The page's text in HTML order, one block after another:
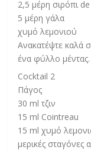
2,5 μέρη σιρόπι
5 μέρη γάλα
χυμό λεμονιού
Ανακατέψτε καλά
ένα φύλλο
Cocktail 2
Πάγος
30 ml τζιν
15 ml Cointreau
15 ml χυμό
μερικές σταγόνες